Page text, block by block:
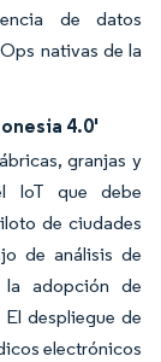
de datos
nativas de la
4.0'
granjas y
IoT que debe
de ciudades
de análisis de
la adopción de
despliegue de
electrónicos